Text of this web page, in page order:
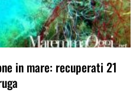
in mare: recuperati 21